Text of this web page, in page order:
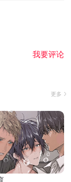
我要评论
更多